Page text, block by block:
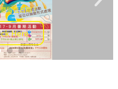
留位日期！
Here